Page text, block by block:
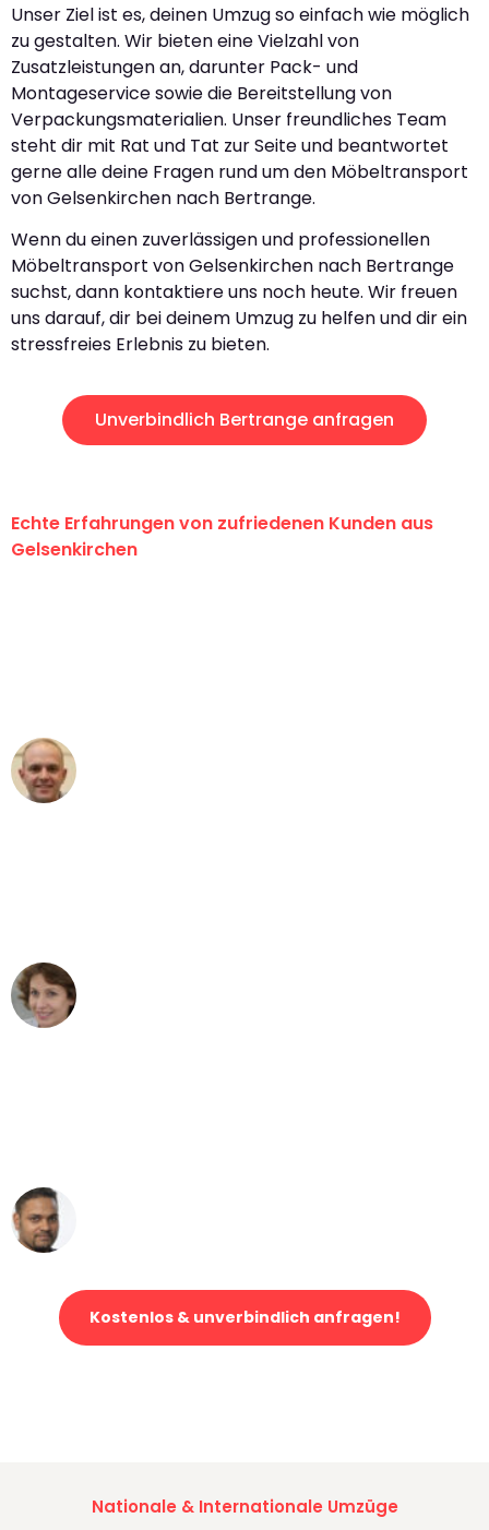
Unser Ziel ist es, deinen Umzug so einfach wie möglich
zu gestalten. Wir bieten eine Vielzahl von
Zusatzleistungen an, darunter Pack- und
Montageservice sowie die Bereitstellung von
Verpackungsmaterialien. Unser freundliches Team
steht dir mit Rat und Tat zur Seite und beantwortet
gerne alle deine Fragen rund um den Möbeltransport
von Gelsenkirchen nach Bertrange.
Wenn du einen zuverlässigen und professionellen
Möbeltransport von Gelsenkirchen nach Bertrange
suchst, dann kontaktiere uns noch heute. Wir freuen
uns darauf, dir bei deinem Umzug zu helfen und dir ein
stressfreies Erlebnis zu bieten.
Unverbindlich Bertrange anfragen
Echte Erfahrungen von zufriedenen Kunden aus
Gelsenkirchen
Kostenlos & unverbindlich anfragen!
Nationale & Internationale Umzüge